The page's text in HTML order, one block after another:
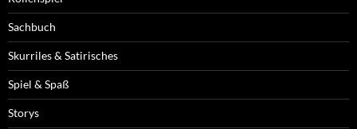
Sachbuch
Skurriles & Satirisches
Spiel & Spaß
Storys